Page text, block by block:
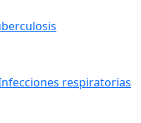
respiratorias